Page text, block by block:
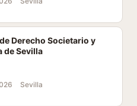
Derecho Societario y
de Sevilla
Sevilla